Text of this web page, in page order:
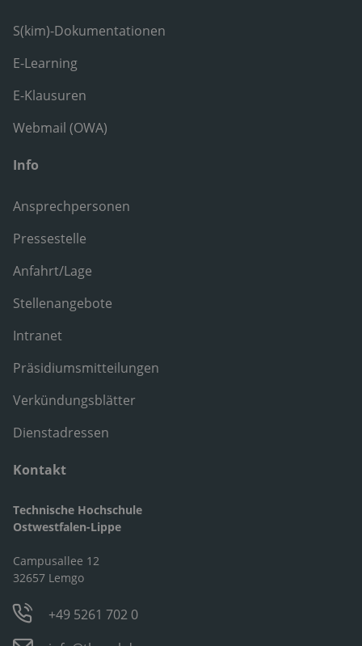
S(kim)-Dokumentationen
E-Learning
E-Klausuren
Webmail (OWA)
Info
Ansprechpersonen
Pressestelle
Anfahrt/Lage
Stellenangebote
Intranet
Präsidiumsmitteilungen
Verkündungsblätter
Dienstadressen
Kontakt
Technische Hochschule
Ostwestfalen-Lippe
Campusallee 12
32657 Lemgo
+49 5261 702 0